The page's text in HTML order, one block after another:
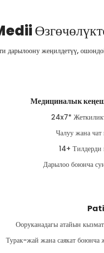
дарылоону жеңилдетүү,
Медициналык
24x7*
Чалуу жана чат
14+ Тилдерди
Дарылоо боюнча
Ооруканадагы атайын
Турак-жай жана саякат боюнча